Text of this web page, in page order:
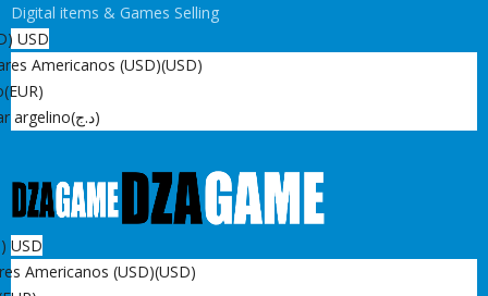
Digital items & Games Selling
USD
Americanos (USD)(USD)
(EUR)
argelino
(د.ج)
USD
Americanos (USD)(USD)